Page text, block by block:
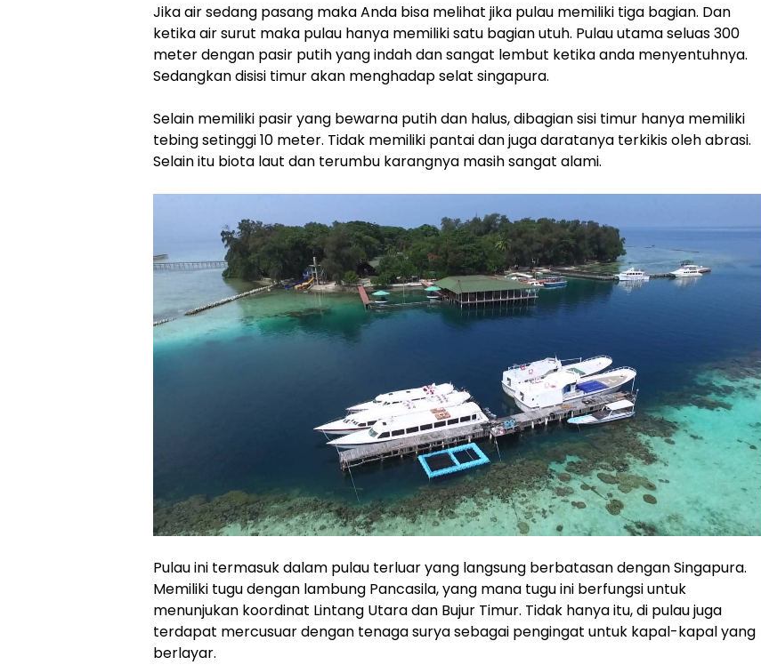
Jika air sedang pasang maka Anda bisa melihat jika pulau memiliki tiga bagian. Dan
ketika air surut maka pulau hanya memiliki satu bagian utuh. Pulau utama seluas 300
meter dengan pasir putih yang indah dan sangat lembut ketika anda menyentuhnya.
Sedangkan disisi timur akan menghadap selat singapura.
Selain memiliki pasir yang bewarna putih dan halus, dibagian sisi timur hanya memiliki
tebing setinggi 10 meter. Tidak memiliki pantai dan juga daratanya terkikis oleh abrasi.
Selain itu biota laut dan terumbu karangnya masih sangat alami.
Pulau ini termasuk dalam pulau terluar yang langsung berbatasan dengan Singapura.
Memiliki tugu dengan lambung Pancasila, yang mana tugu ini berfungsi untuk
menunjukan koordinat Lintang Utara dan Bujur Timur. Tidak hanya itu, di pulau juga
terdapat mercusuar dengan tenaga surya sebagai pengingat untuk kapal-kapal yang
berlayar.